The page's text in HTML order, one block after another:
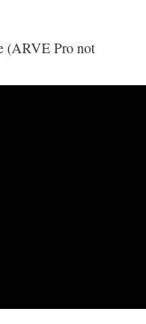
(ARVE Pro not